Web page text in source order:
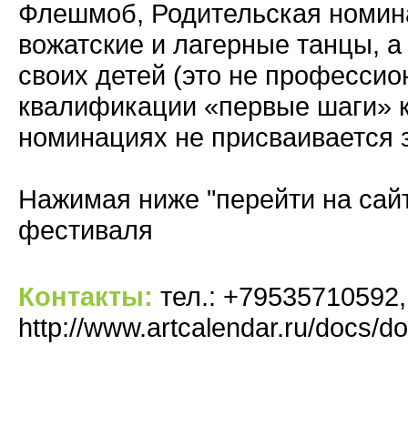
Флешмоб, Родительская
вожатские и лагерные танцы,
своих детей (это не
квалификации «первые шаги»
номинациях не присваивается
Нажимая ниже "перейти на
фестиваля
Контакты: тел.: +79535710592,
http://www.artcalendar.ru/docs/